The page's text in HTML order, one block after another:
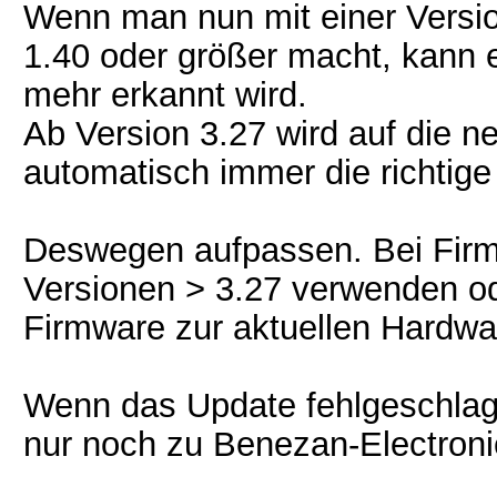
Wenn man nun mit einer
1.40 oder größer macht, kann
mehr erkannt wird.
Ab Version 3.27 wird auf die
automatisch immer die
Deswegen aufpassen. Bei
Versionen > 3.27 verwenden
Firmware zur aktuellen
Wenn das Update
nur noch zu Benezan-